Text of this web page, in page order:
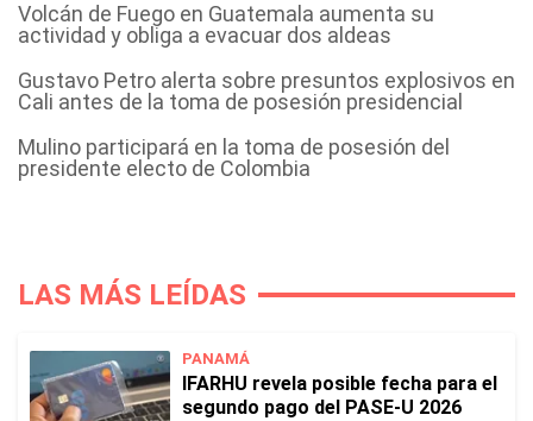
Volcán de Fuego en Guatemala aumenta su
actividad y obliga a evacuar dos aldeas
Gustavo Petro alerta sobre presuntos explosivos en
Cali antes de la toma de posesión presidencial
Mulino participará en la toma de posesión del
presidente electo de Colombia
LAS MÁS LEÍDAS
PANAMÁ
IFARHU revela posible fecha para el
segundo pago del PASE-U 2026